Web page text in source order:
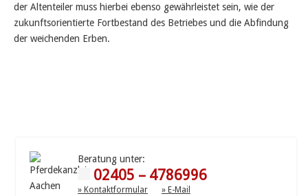
der Altenteiler muss hierbei ebenso gewährleistet sein, wie der
zukunftsorientierte Fortbestand des Betriebes und die Abfindung
der weichenden Erben.
Beratung unter:
02405 – 4786996
» Kontaktformular » E-Mail